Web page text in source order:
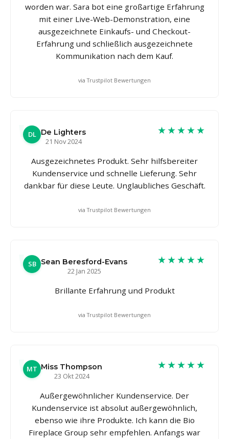
worden war. Sara bot eine großartige Erfahrung
mit einer Live-Web-Demonstration, eine
ausgezeichnete Einkaufs- und Checkout-
Erfahrung und schließlich ausgezeichnete
Kommunikation nach dem Kauf.
via Trustpilot Bewertungen
DL De Lighters
21 Nov 2024
★★★★★
Ausgezeichnetes Produkt. Sehr hilfsbereiter
Kundenservice und schnelle Lieferung. Sehr
dankbar für diese Leute. Unglaubliches Geschäft.
via Trustpilot Bewertungen
SB Sean Beresford-Evans
22 Jan 2025
★★★★★
Brillante Erfahrung und Produkt
via Trustpilot Bewertungen
MT Miss Thompson
23 Okt 2024
★★★★★
Außergewöhnlicher Kundenservice. Der
Kundenservice ist absolut außergewöhnlich,
ebenso wie ihre Produkte. Ich kann die Bio
Fireplace Group sehr empfehlen. Anfangs war